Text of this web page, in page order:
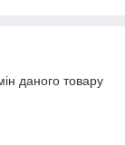
даного товару